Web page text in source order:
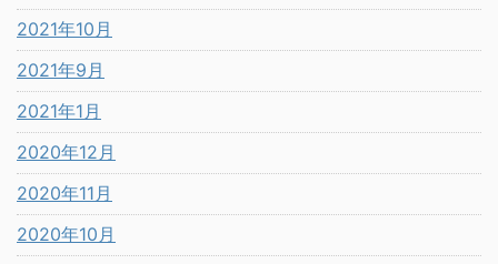
2021年10月
2021年9月
2021年1月
2020年12月
2020年11月
2020年10月